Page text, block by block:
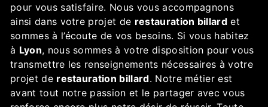
pour vous satisfaire. Nous vous accompagnons
ainsi dans votre projet de restauration billard et
sommes à l’écoute de vos besoins. Si vous habitez
à Lyon, nous sommes à votre disposition pour vous
transmettre les renseignements nécessaires à votre
projet de restauration billard. Notre métier est
avant tout notre passion et le partager avec vous